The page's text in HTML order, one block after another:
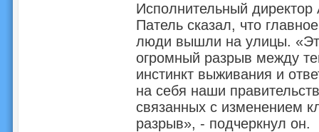
Исполнительный
Патель сказал, что
люди вышли на улицы.
огромный разрыв между
инстинкт выживания и
на себя наши
связанных с изменением
разрыв», - подчеркнул он.